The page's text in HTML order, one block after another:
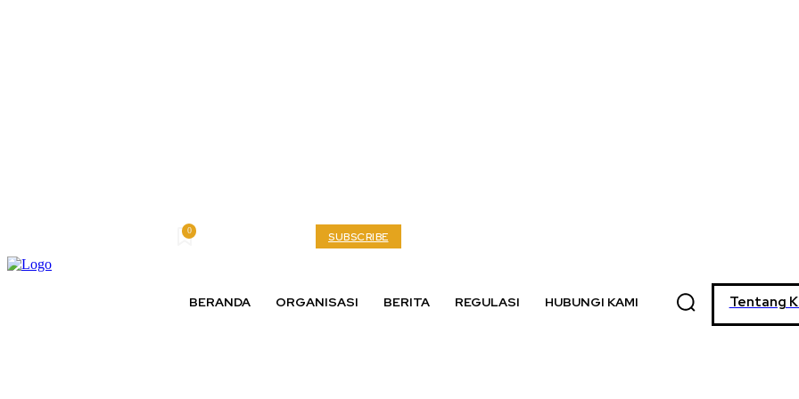
0 SUBSCRIBE
BERANDA ORGANISASI BERITA REGULASI HUBUNGI KAMI Tentang